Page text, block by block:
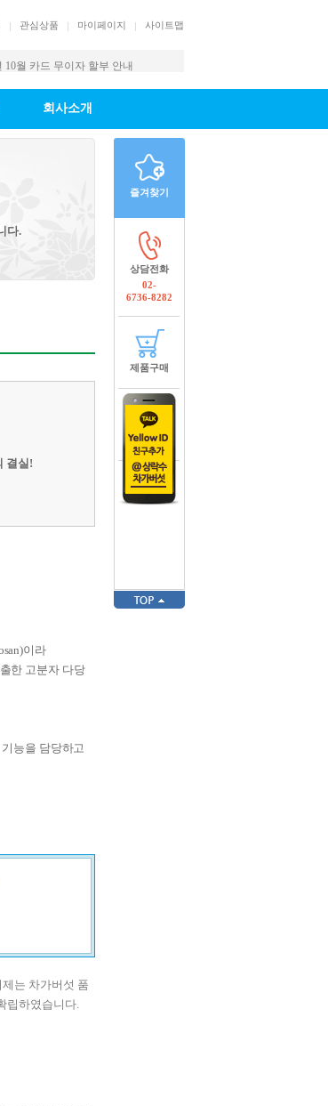
즐겨찾기
상담전화
02-
6736-8282
제품구매
관심상품 마이페이지 사이트맵
회사소개
다.
결실!
이라
한 고분자 다당
능을 담당하고
는 차가버섯 품
립하였습니다.